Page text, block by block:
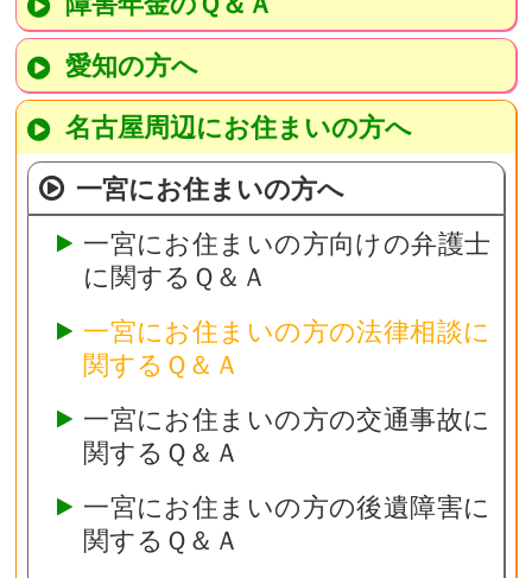
愛知の方へ
名古屋周辺にお住まいの方へ
一宮にお住まいの方へ
一宮にお住まいの方向けの弁護士
に関するＱ＆Ａ
一宮にお住まいの方の法律相談に
関するＱ＆Ａ
一宮にお住まいの方の交通事故に
関するＱ＆Ａ
一宮にお住まいの方の後遺障害に
関するＱ＆Ａ